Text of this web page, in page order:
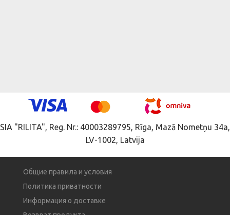
SIA "RILITA", Reg. Nr.: 40003289795, Rīga, Mazā Nometņu 34a,
LV-1002, Latvija
Общие правила и условия
Политика приватности
Информация о доставке